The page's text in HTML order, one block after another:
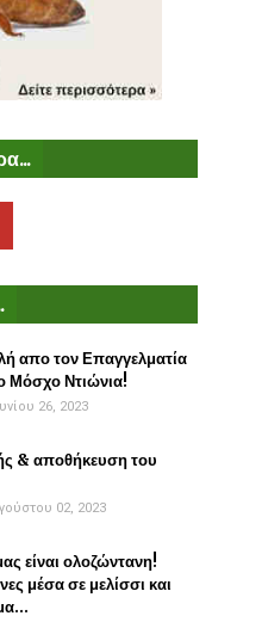
απο τον Επαγγελματία
Μόσχο Ντιώνια!
26, 2023
& αποθήκευση του
02, 2023
είναι ολοζώντανη!
μέσα σε μελίσσι και